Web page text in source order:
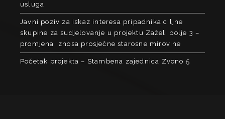
usluga
Javni poziv za iskaz interesa pripadnika ciljne
skupine za sudjelovanje u projektu Zaželi bolje 3 –
promjena iznosa prosječne starosne mirovine
Početak projekta – Stambena zajednica Zvono 5